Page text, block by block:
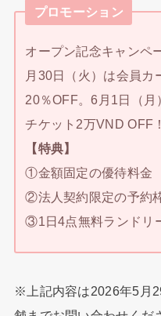
プロモーション
オープン記念キャンペ
月30日（火）は会員カ
20％OFF。6月1日（月
チケット2万VND OFF！
【特典】
①金額固定の優待料金
②法人契約限定の予約
③1日4点無料ランドリ
※上記内容は2026年5月